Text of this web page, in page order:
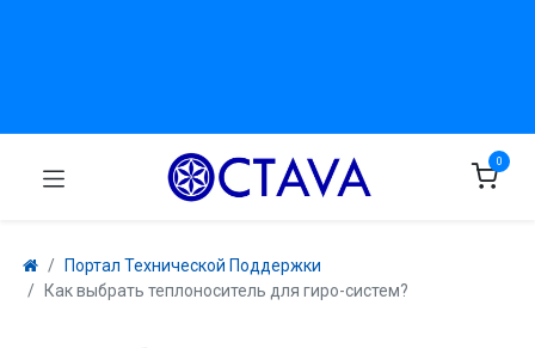
0
Портал Технической Поддержки
Как выбрать теплоноситель для гиро-систем?